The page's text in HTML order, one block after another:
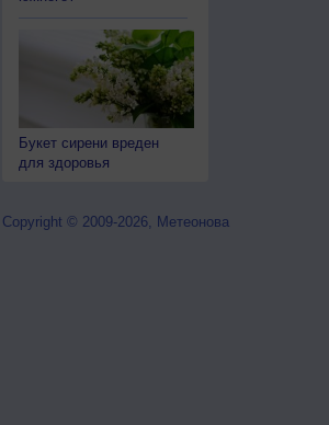
Букет сирени вреден
для здоровья
Copyright © 2009-2026, Метеонова